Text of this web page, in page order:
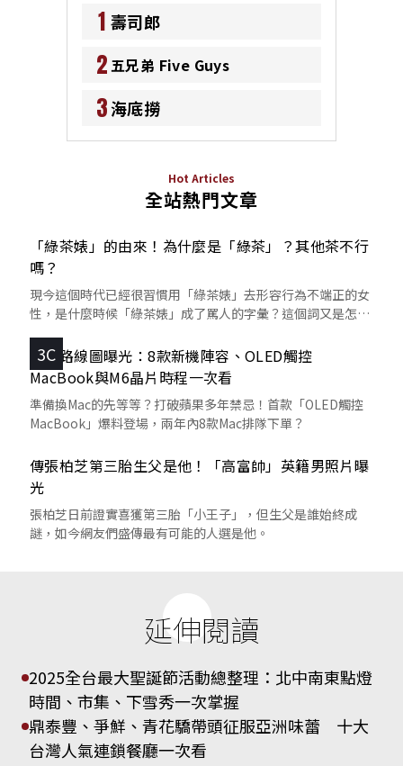
1 壽司郎
2五兄弟 Five Guys
3海底撈
Hot Articles
全站熱門文章
「綠茶婊」的由來！為什麼是「綠茶」？其他茶不行
嗎？
現今這個時代已經很習慣用「綠茶婊」去形容行為不端正的女
性，是什麼時候「綠茶婊」成了罵人的字彙？這個詞又是怎麼
3C
蘋果路線圖曝光：8款新機陣容、OLED觸控
MacBook與M6晶片時程一次看
準備換Mac的先等等？打破蘋果多年禁忌！首款「OLED觸控
MacBook」爆料登場，兩年內8款Mac排隊下單？
傳張柏芝第三胎生父是他！「高富帥」英籍男照片曝
光
張柏芝日前證實喜獲第三胎「小王子」，但生父是誰始終成
謎，如今網友們盛傳最有可能的人選是他。
延伸閱讀
2025全台最大聖誕節活動總整理：北中南東點燈
時間、市集、下雪秀一次掌握
鼎泰豐、爭鮮、青花驕帶頭征服亞洲味蕾 十大
台灣人氣連鎖餐廳一次看